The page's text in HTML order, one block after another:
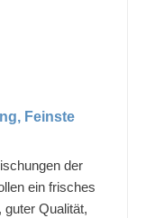
Feinste
der
ein frisches
guter Qualität,